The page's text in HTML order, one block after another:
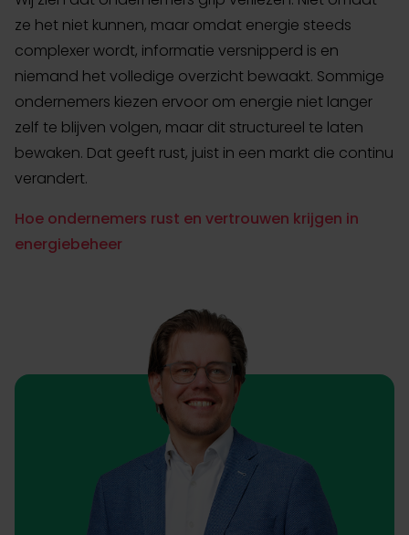
ze het niet kunnen, maar omdat energie steeds
complexer wordt, informatie versnipperd is en
niemand het volledige overzicht bewaakt. Sommige
ondernemers kiezen ervoor om energie niet langer
zelf te blijven volgen, maar dit structureel te laten
bewaken. Dat geeft rust, juist in een markt die continu
verandert.
Hoe ondernemers rust en vertrouwen krijgen in
energiebeheer